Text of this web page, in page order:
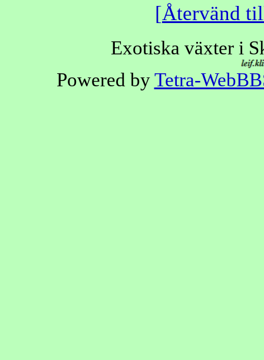
Återvänd
Exotiska växter i
Powered byTetra-